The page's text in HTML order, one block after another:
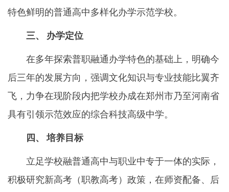
特色鲜明的普通高中多样化办学示范学校。
三、 办学定位
在多年探索普职融通办学特色的基础上，明确今
后三年的发展方向，强调文化知识与专业技能比翼齐
飞，力争在现阶段内把学校办成在郑州市乃至河南省
具有引领示范效应的综合科技高级中学。
四、 培养目标
立足学校融普通高中与职业中专于一体的实际，
积极研究新高考（职教高考）政策，在师资配备、后